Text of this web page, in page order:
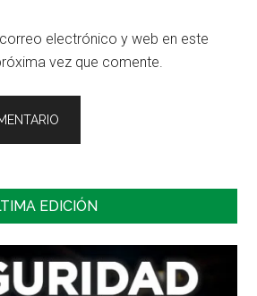
electrónico y web en este
vez que comente.
EDICIÓN